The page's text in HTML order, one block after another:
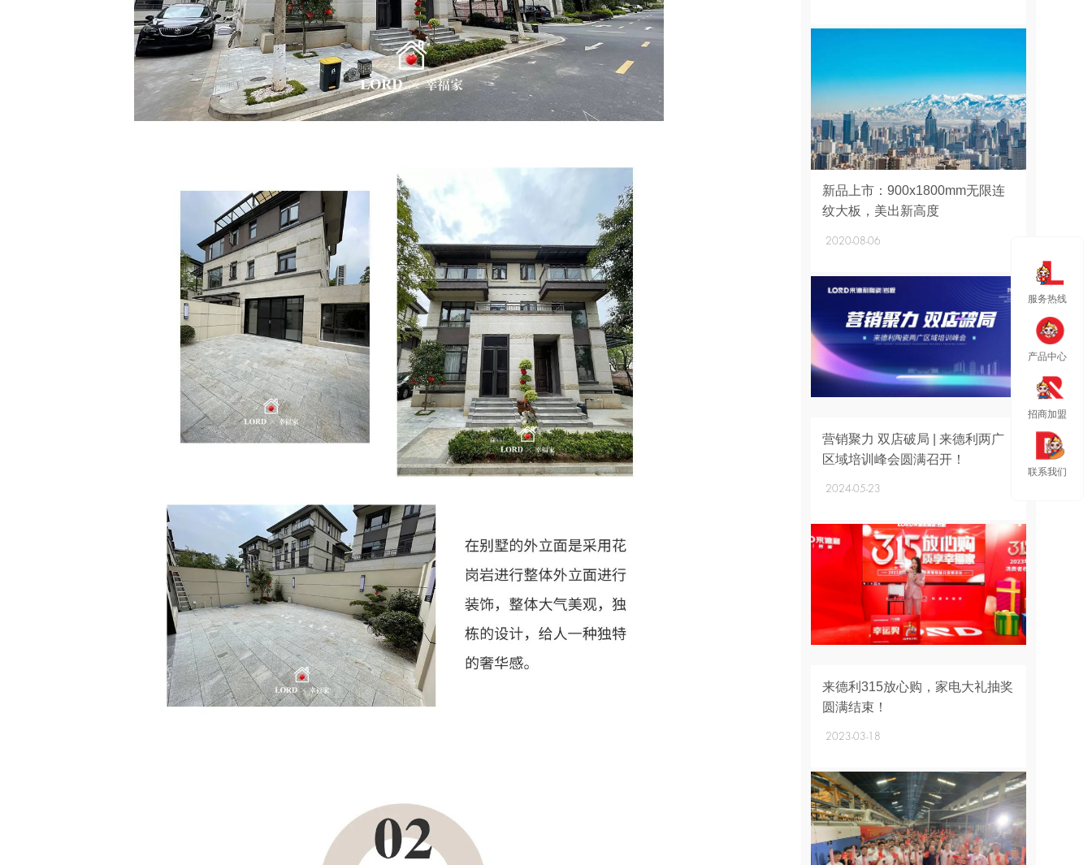
新品上市：900x1800mm无限连
纹大板，美出新高度
2020-08-06
营销聚力 双店破局 | 来德利两广
区域培训峰会圆满召开！
2024-05-23
来德利315放心购，家电大礼抽奖
圆满结束！
2023-03-18
服务热线
产品中心
招商加盟
联系我们